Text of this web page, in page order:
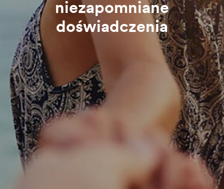
niezapomniane
doświadczenia